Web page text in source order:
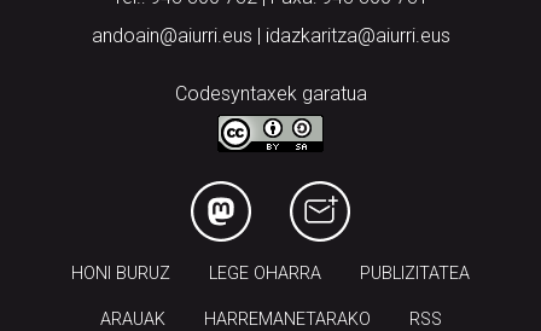
Codesyntaxek garatua
LEGE OHARRA
ARAUAK HARREMANETARAKO RSS